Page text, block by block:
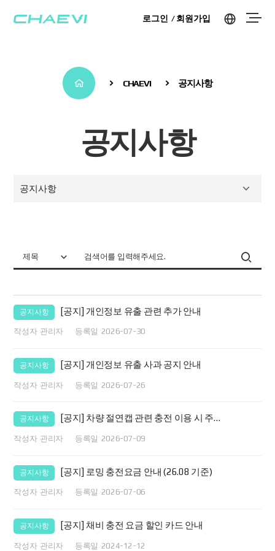
로그인 회원가입
CHAEVI 공지사항
공지사항
공지사항
제목
공지사항 [공지] 개인정보 유출 관련 추가 안내
관리자 2026-07-30
공지사항 [공지] 개인정보 유출 사과 공지 안내
관리자 2026-07-26
공지사항 [공지] 차량 절연캡 관련 충전 이용 시 주의사항 안내
관리자 2026-07-09
공지사항 [공지] 로밍 충전요금 안내 (26.08 기준)
관리자 2026-07-06
공지사항 [공지] 채비 충전 요금 할인 카드 안내
관리자 2024-12-12